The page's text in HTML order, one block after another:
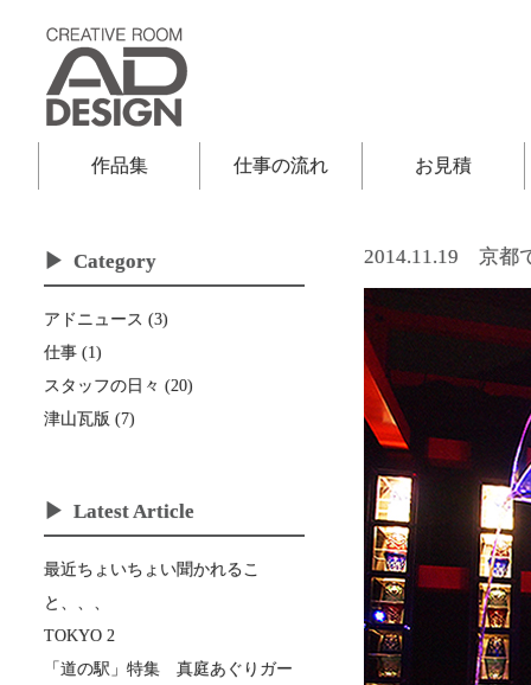
作品集 仕事の流れ お見積
Category
アドニュース (3)
仕事 (1)
スタッフの日々 (20)
津山瓦版 (7)
Latest Article
最近ちょいちょい聞かれるこ
と、、、
TOKYO 2
「道の駅」特集 真庭あぐりガー
2014.11.19 京都